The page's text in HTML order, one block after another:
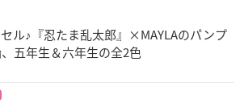
ル♪『忍たま乱太郎』×MAYLAのパンプ
五年生＆六年生の全2色